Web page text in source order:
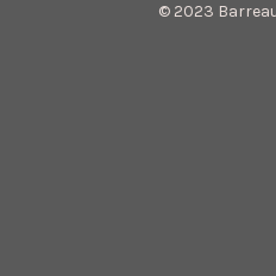
© 2023